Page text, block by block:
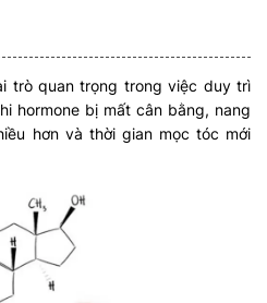
trò quan trọng trong việc duy trì
hormone bị mất cân bằng, nang
hơn và thời gian mọc tóc mới